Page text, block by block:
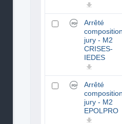
Arrêté
jury - M2
CRISES-
IEDES
Arrêté
jury - M2
EPOLPRO